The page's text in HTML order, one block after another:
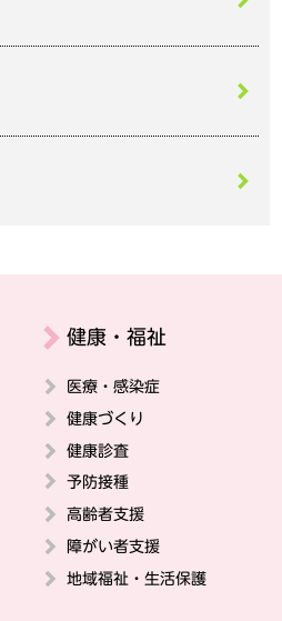
健康・福祉
医療・感染症
健康づくり
健康診査
予防接種
高齢者支援
障がい者支援
地域福祉・生活保護